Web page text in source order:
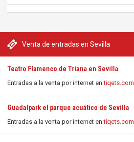
Venta de entradas en Sevilla
Teatro Flamenco de Triana en Sevilla
Entradas a la venta por internet entiqets.com
Guadalpark el parque acuático de Sevilla
Entradas a la venta por internet entiqets.com